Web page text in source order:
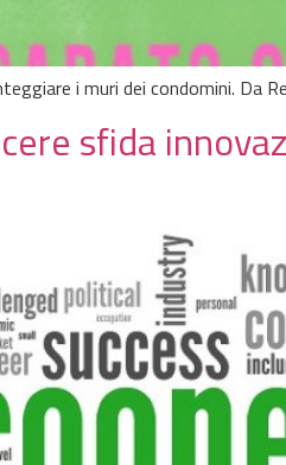
i muri dei condomini. Da
sfida